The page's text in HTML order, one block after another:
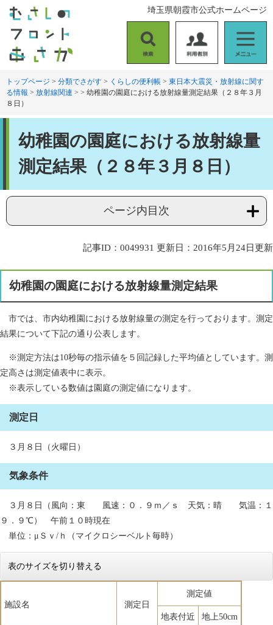
す
。
し
て
索
用
者
別
ニ
ュ
ー
埼玉県朝霞市公式ホームページ
トップページ > 分類でさがす > くらしの便利帳 > 東日本大震災・放射線に関す
る情報 > 放射線関連 > > 幼稚園の園庭における放射線量測定結果（２８年３月
８日）
幼稚園の園庭における放射線量
測定結果（２８年３月８日）
ページ内目次
記事ID：0049931 更新日：2016年5月24日更新
幼稚園の園庭における放射線量測定結果
市では、市内幼稚園における放射線量の測定を行っております。測定
結果について下記の通り公表します。
※測定方法は10秒毎の指示値を５回記録した平均値としています。測
定高さは測定値表中に表示。
※表示している数値は園庭の測定値になります。
測定日
３月８日（火曜日）
気象条件
３月８日（風向：東 風速：０．９ｍ／ｓ 天気：晴 気温：１
９．９℃） 午前１０時現在
単位：μＳｖ/ｈ（マイクロシーベルト毎時）
表のサイズを切り替える
施設名 測定日
測定値
地表付近 地上50cm